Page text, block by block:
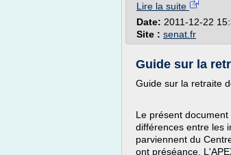
Lire la suite
Date: 2011-12-22
Site : senat.fr
Guide sur la
Guide sur la retraite
Le présent
différences entre les
parviennent du
ont préséance.